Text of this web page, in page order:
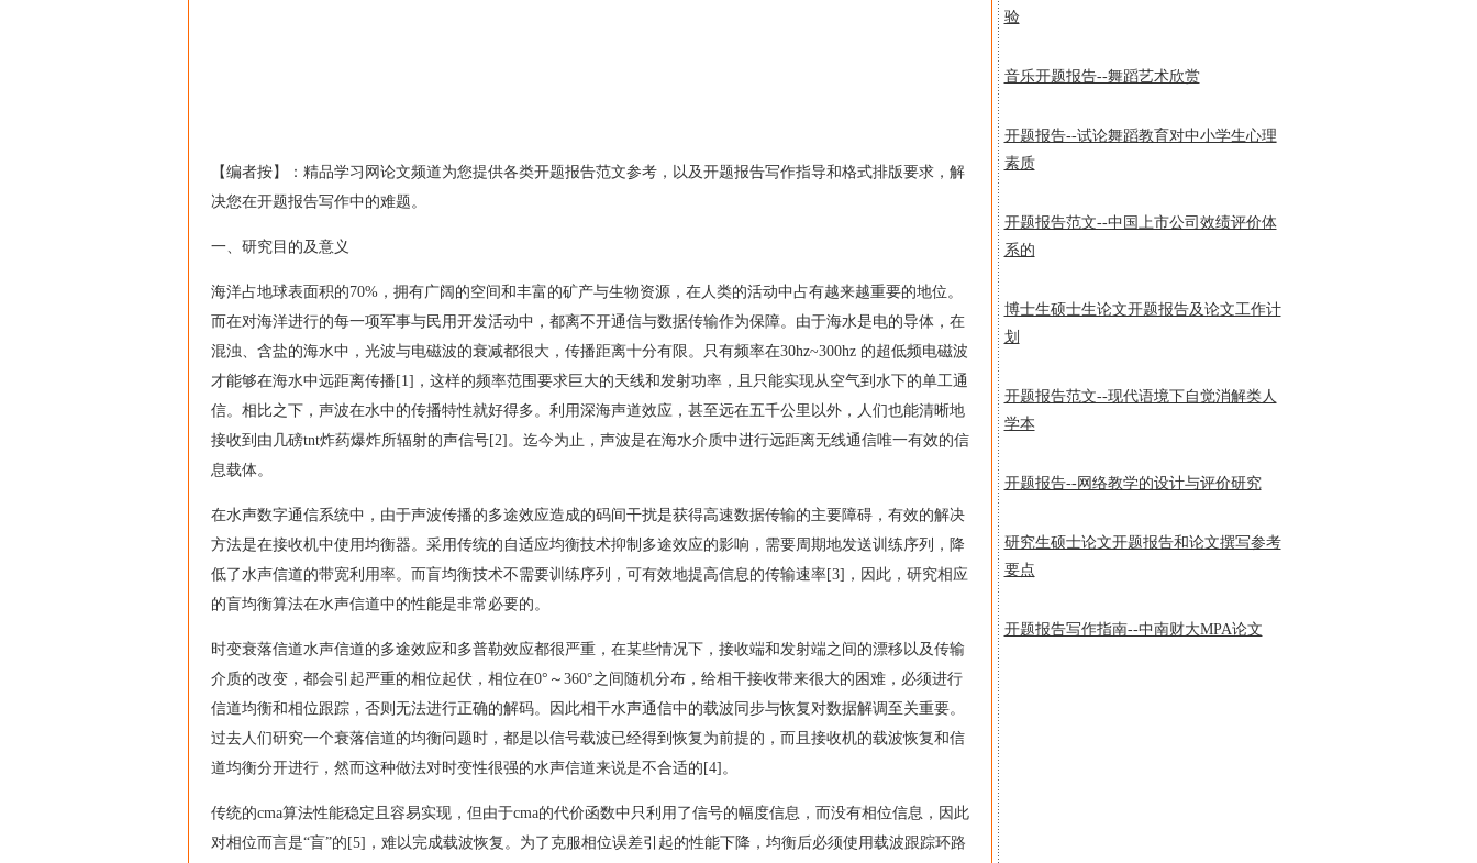
【编者按】：精品学习网论文频道为您提供各类开题报告范文参考，以及开题报告写作指导和格式排版要求，解
决您在开题报告写作中的难题。
一、研究目的及意义
海洋占地球表面积的70%，拥有广阔的空间和丰富的矿产与生物资源，在人类的活动中占有越来越重要的地位。
而在对海洋进行的每一项军事与民用开发活动中，都离不开通信与数据传输作为保障。由于海水是电的导体，在
混浊、含盐的海水中，光波与电磁波的衰减都很大，传播距离十分有限。只有频率在30hz~300hz 的超低频电磁波
才能够在海水中远距离传播[1]，这样的频率范围要求巨大的天线和发射功率，且只能实现从空气到水下的单工通
信。相比之下，声波在水中的传播特性就好得多。利用深海声道效应，甚至远在五千公里以外，人们也能清晰地
接收到由几磅tnt炸药爆炸所辐射的声信号[2]。迄今为止，声波是在海水介质中进行远距离无线通信唯一有效的信
息载体。
在水声数字通信系统中，由于声波传播的多途效应造成的码间干扰是获得高速数据传输的主要障碍，有效的解决
方法是在接收机中使用均衡器。采用传统的自适应均衡技术抑制多途效应的影响，需要周期地发送训练序列，降
低了水声信道的带宽利用率。而盲均衡技术不需要训练序列，可有效地提高信息的传输速率[3]，因此，研究相应
的盲均衡算法在水声信道中的性能是非常必要的。
时变衰落信道水声信道的多途效应和多普勒效应都很严重，在某些情况下，接收端和发射端之间的漂移以及传输
介质的改变，都会引起严重的相位起伏，相位在0°～360°之间随机分布，给相干接收带来很大的困难，必须进行
信道均衡和相位跟踪，否则无法进行正确的解码。因此相干水声通信中的载波同步与恢复对数据解调至关重要。
过去人们研究一个衰落信道的均衡问题时，都是以信号载波已经得到恢复为前提的，而且接收机的载波恢复和信
道均衡分开进行，然而这种做法对时变性很强的水声信道来说是不合适的[4]。
传统的cma算法性能稳定且容易实现，但由于cma的代价函数中只利用了信号的幅度信息，而没有相位信息，因此
对相位而言是“盲”的[5]，难以完成载波恢复。为了克服相位误差引起的性能下降，均衡后必须使用载波跟踪环路
验
音乐开题报告--舞蹈艺术欣赏
开题报告--试论舞蹈教育对中小学生心理
素质
开题报告范文--中国上市公司效绩评价体
系的
博士生硕士生论文开题报告及论文工作计
划
开题报告范文--现代语境下自觉消解类人
学本
开题报告--网络教学的设计与评价研究
研究生硕士论文开题报告和论文撰写参考
要点
开题报告写作指南--中南财大MPA论文